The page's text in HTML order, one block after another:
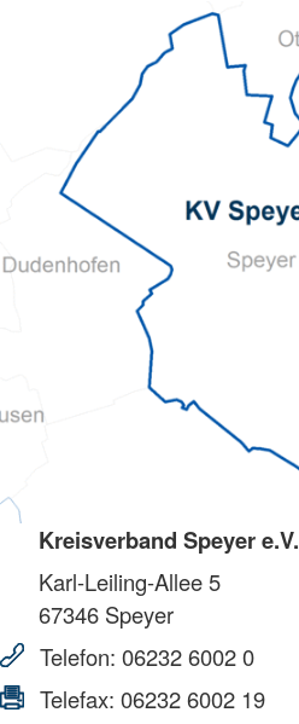
Kreisverband Speyer e.V.
Karl-Leiling-Allee 5
67346 Speyer
Telefon: 06232 6002 0
Telefax: 06232 6002 19